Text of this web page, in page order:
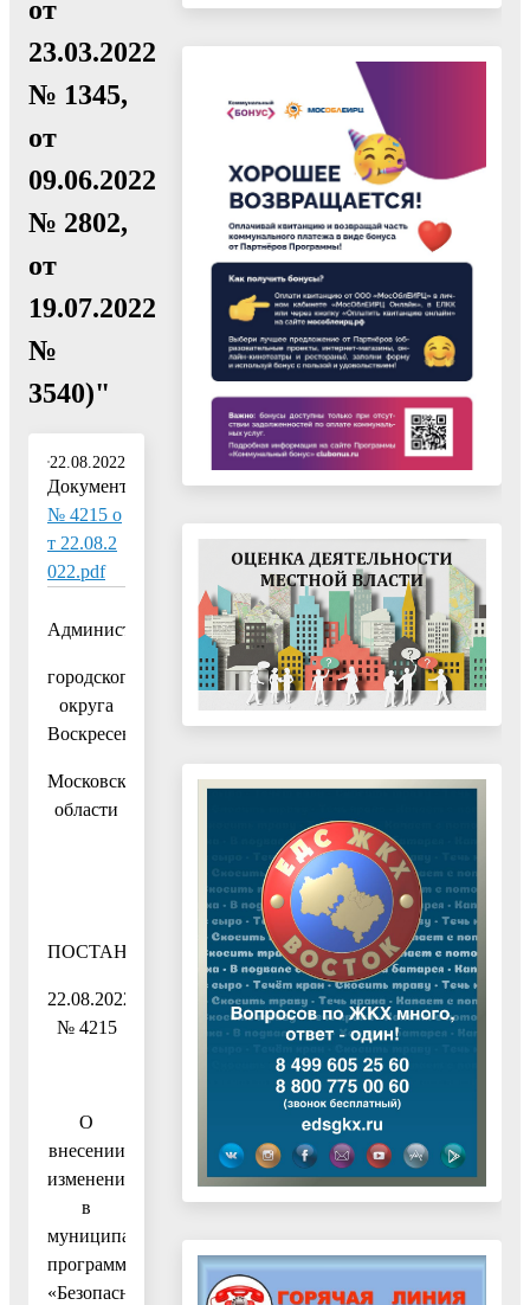
от
23.03.2022
№ 1345,
от
09.06.2022
№ 2802,
от
19.07.2022
№
3540)"
22.08.2022
Документ:
№ 4215 о
т 22.08.2
022.pdf
Администрация
городского
округа
Воскресенск
Московской
области
ПОСТАНОВЛЕНИЕ
22.08.2022
№ 4215
О
внесении
изменения
в
муниципальную
программу
«Безопасность